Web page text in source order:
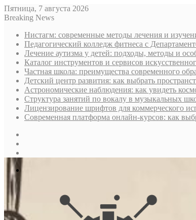
Пятница, 7 августа 2026
Breaking News
Нистагм: современные методы лечения и
Педагогический колледж фитнеса с
Лечение аутизма у детей: подходы, методы и
Каталог инструментов и сервисов
Частная школа: преимущества современного
Детский центр развития: как выбрать
Астрономические наблюдения: как увидеть
Структура занятий по вокалу в музыкальных
Лицензирование шрифтов для коммерческого
Современная платформа онлайн-курсов: как